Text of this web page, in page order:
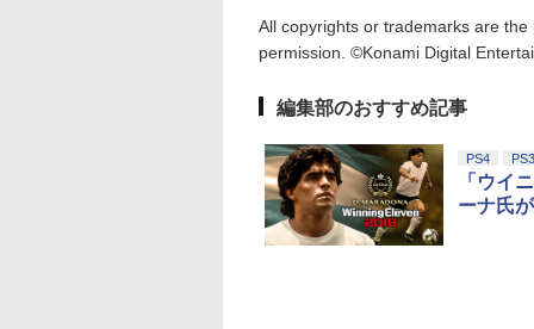
All copyrights or trademarks are
permission. ©Konami Digital
編集部のおすすめ記事
PS4 PS3
「ウイ
ーナ氏